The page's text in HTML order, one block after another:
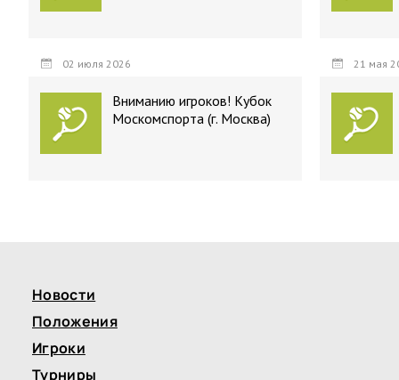
02 июля 2026
Вниманию игроков! Кубок
Москомспорта (г. Москва)
21 мая
Новости
Положения
Игроки
Турниры